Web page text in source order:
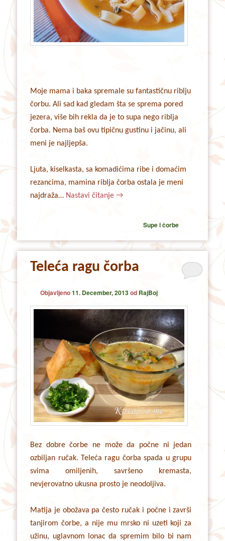
Moje mama i baka spremale su fantastičnu riblju
čorbu. Ali sad kad gledam šta se sprema pored
jezera, više bih rekla da je to supa nego riblja
čorba. Nema baš ovu tipičnu gustinu i jačinu, ali
meni je najljepša.
Ljuta, kiselkasta, sa komadićima ribe i domaćim
rezancima, mamina riblja čorba ostala je meni
najdraža… Nastavi čitanje→
Supe i čorbe
Teleća ragu čorba
Objavljeno11. December, 2013od RajBoj
Bez dobre čorbe ne može da počne ni jedan
ozbiljan ručak. Teleća ragu čorba spada u grupu
svima omiljenih, savršeno kremasta,
nevjerovatno ukusna prosto je neodoljiva.
Matija je obožava pa često ručak i počne i završi
tanjirom čorbe, a nije mu mrsko ni uzeti koji za
užinu, uglavnom lonac da spremim bilo bi nam